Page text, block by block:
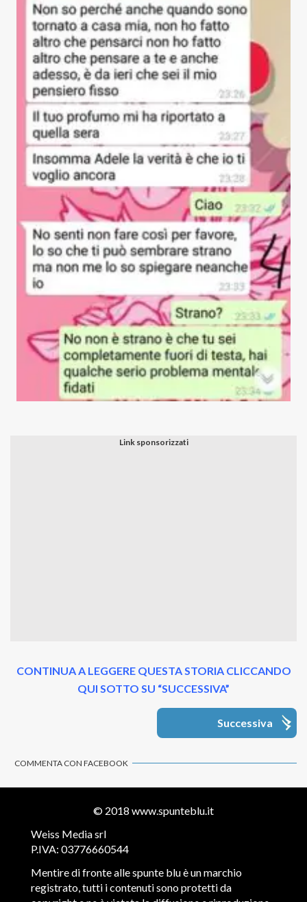
CONTINUA A LEGGERE QUESTA STORIA CLICCANDO
QUI SOTTO SU “SUCCESSIVA”
Successiva
COMMENTA CON FACEBOOK
© 2018 www.spunteblu.it
Weiss Media srl
P.IVA: 03776660544
Mentire di fronte alle spunte blu è un marchio
registrato, tutti i contenuti sono protetti da